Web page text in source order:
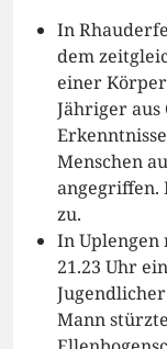
In
dem
einer
Jähriger
Menschen
angegriffen.
zu.
In Uplengen
21.23 Uhr
Mann